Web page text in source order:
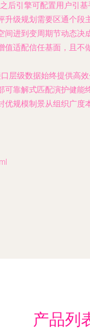
后引擎可配置用户引
级规划需要区通个
进到变周期节动态
适配信任基面，且
层级数据始终提供
靠解式匹配演护健
规模制景从组织广
产品列